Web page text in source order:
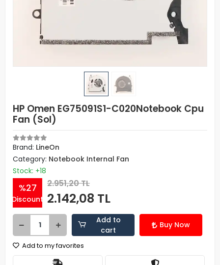
HP Omen EG75091S1-C020Notebook Cpu
Fan (Sol)
Brand: LineOn
Category: Notebook Internal Fan
Stock: +18
%27
Discount
2.951,20 TL
2.142,08 TL
Add to
cart
Buy Now
Add to my favorites